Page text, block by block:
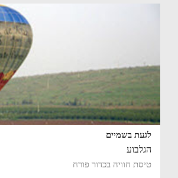
לגעת בשמיים
הגלבוע
טיסת חוויה בכדור פורח